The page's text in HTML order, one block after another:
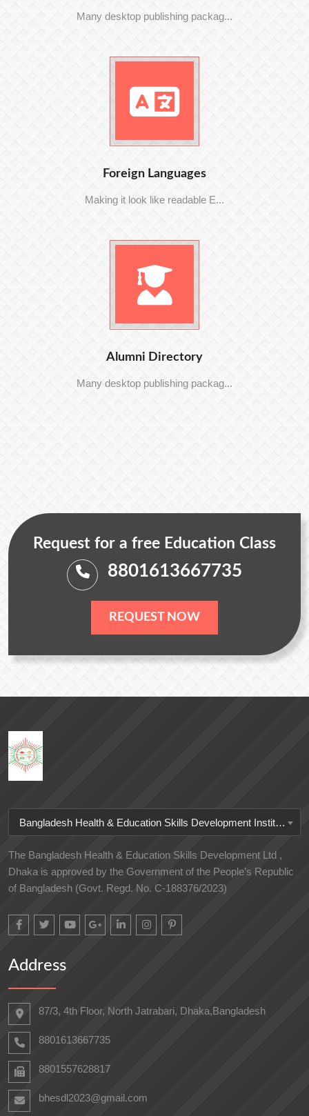
Many desktop publishing packag...
Foreign Languages
Making it look like readable E...
Alumni Directory
Many desktop publishing packag...
Request for a free Education Class
8801613667735
REQUEST NOW
Bangladesh Health & Education Skills Development Institute
The Bangladesh Health & Education Skills Development Ltd ,
Dhaka is approved by the Government of the People’s Republic
of Bangladesh (Govt. Regd. No. C-188376/2023)
Address
87/3, 4th Floor, North Jatrabari, Dhaka,Bangladesh
8801613667735
8801557628817
bhesdl2023@gmail.com